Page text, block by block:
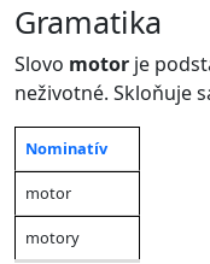
gramatika
Slovo motor je
neživotné. Skloňuje
Pád
Jednotné
číslo
Nominatív
motor
motory